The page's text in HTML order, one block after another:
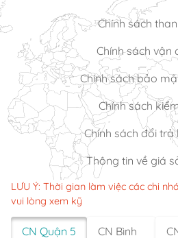
Chính sách
Chính sách vận
Chính sách bảo
Chính sách
Chính sách đổi trả
Thông tin về giá
LƯU Ý: Thời gian làm việc các chi
vui lòng xem kỹ
CN Quận 5 CN Bình